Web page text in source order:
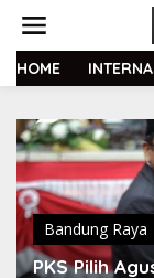
t
HOME
Bandung Raya
PKS Pilih